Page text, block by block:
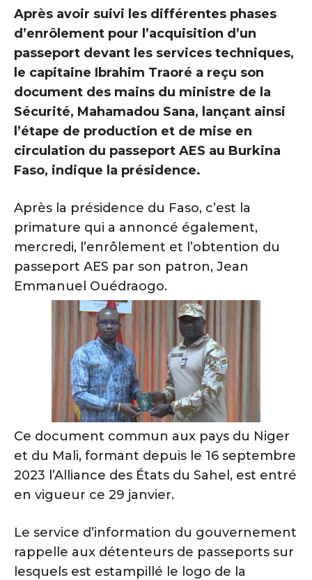
Après avoir suivi les différentes phases
d’enrôlement pour l’acquisition d’un
passeport devant les services techniques,
le capitaine Ibrahim Traoré a reçu son
document des mains du ministre de la
Sécurité, Mahamadou Sana, lançant ainsi
l’étape de production et de mise en
circulation du passeport AES au Burkina
Faso, indique la présidence.
Après la présidence du Faso, c’est la
primature qui a annoncé également,
mercredi, l’enrôlement et l’obtention du
passeport AES par son patron, Jean
Emmanuel Ouédraogo.
Ce document commun aux pays du Niger
et du Mali, formant depuis le 16 septembre
2023 l’Alliance des États du Sahel, est entré
en vigueur ce 29 janvier.
Le service d’information du gouvernement
rappelle aux détenteurs de passeports sur
lesquels est estampillé le logo de la